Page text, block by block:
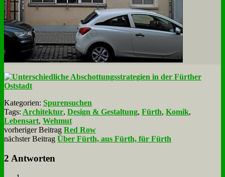
Kategorien: Spurensuchen
Tags: Architektur, Design & Gestaltung, Fürth, Komik,
Lebensart, Wehmut
vorheriger Beitrag Red Row
nächster Beitrag Über Fürth, aus Fürth, für Fürth
2 Antworten